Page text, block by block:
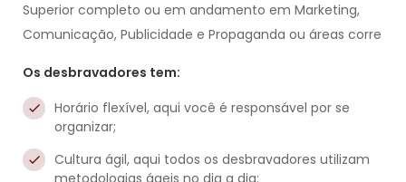
Superior completo ou em andamento em Marketing,
Comunicação, Publicidade e Propaganda ou áreas corre
Os desbravadores tem:
Horário flexível, aqui você é responsável por se
organizar;
Cultura ágil, aqui todos os desbravadores utilizam
metodologias ágeis no dia a dia;